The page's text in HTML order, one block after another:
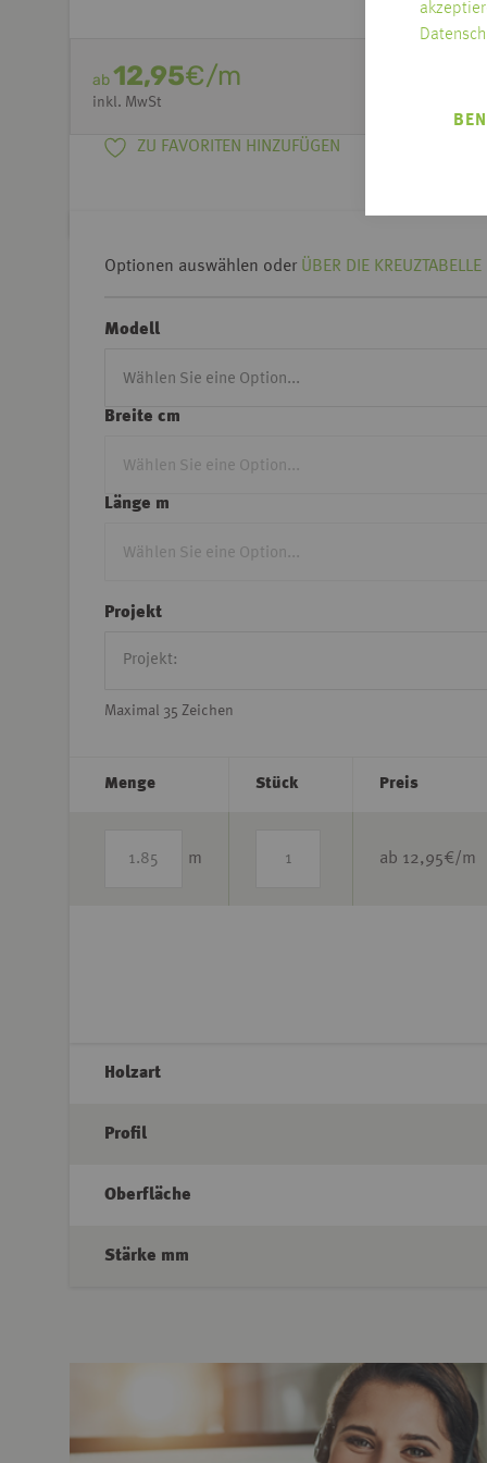
ab12,95€/m
inkl. MwSt
ZU FAVORITEN HINZUFÜGEN
Optionen auswählen oder ÜBER DIE
Modell
Breite cm
Länge m
Projekt
Maximal 35 Zeichen
Menge
m
Stück Preis
ab 12,95€/m
Holzart
Profil
Oberfläche
Stärke mm